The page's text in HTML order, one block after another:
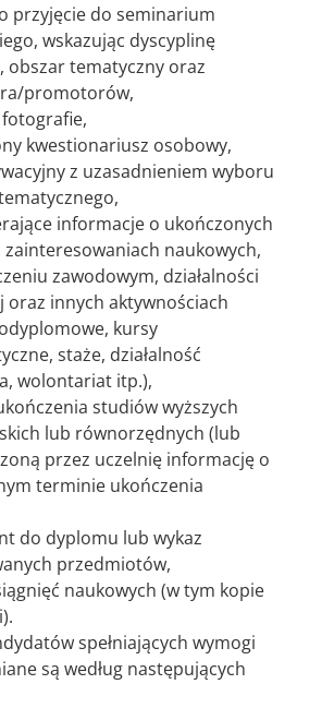
przyjęcie do seminarium
wskazując dyscyplinę
obszar tematyczny oraz
promotorów,
kwestionariusz osobowy,
z uzasadnieniem wyboru
informacje o ukończonych
naukowych,
zawodowym, działalności
oraz innych aktywnościach
kursy
staże, działalność
wolontariat itp.),
studiów wyższych
lub równorzędnych (lub
przez uczelnię informację o
terminie ukończenia
do dyplomu lub wykaz
przedmiotów,
naukowych (w tym kopie
spełniających wymogi
są według następujących